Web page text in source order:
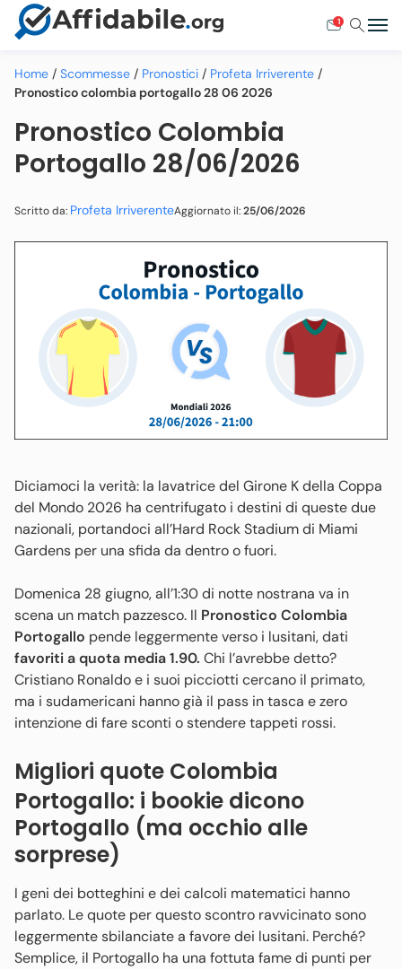
1
Home / Scommesse / Pronostici / Profeta Irriverente /
Pronostico colombia portogallo 28 06 2026
Pronostico Colombia
Portogallo 28/06/2026
Scritto da: Profeta IrriverenteAggiornato il:25/06/2026
Diciamoci la verità: la lavatrice del Girone K della Coppa
del Mondo 2026 ha centrifugato i destini di queste due
nazionali, portandoci all’Hard Rock Stadium di Miami
Gardens per una sfida da dentro o fuori.
Domenica 28 giugno, all’1:30 di notte nostrana va in
scena un match pazzesco. Il Pronostico Colombia
Portogallo pende leggermente verso i lusitani, dati
favoriti a quota media 1.90. Chi l’avrebbe detto?
Cristiano Ronaldo e i suoi picciotti cercano il primato,
ma i sudamericani hanno già il pass in tasca e zero
intenzione di fare sconti o stendere tappeti rossi.
Migliori quote Colombia
Portogallo: i bookie dicono
Portogallo (ma occhio alle
sorprese)
I geni dei botteghini e dei calcoli matematici hanno
parlato. Le quote per questo scontro ravvicinato sono
leggermente sbilanciate a favore dei lusitani. Perché?
Semplice, il Portogallo ha una fottuta fame di punti per